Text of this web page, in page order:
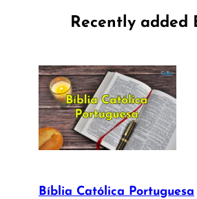
Recently added
Bíblia Católica Portuguesa